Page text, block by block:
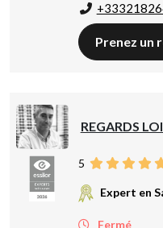
Prenez un
REGARDS
5
Expert en
Fermé